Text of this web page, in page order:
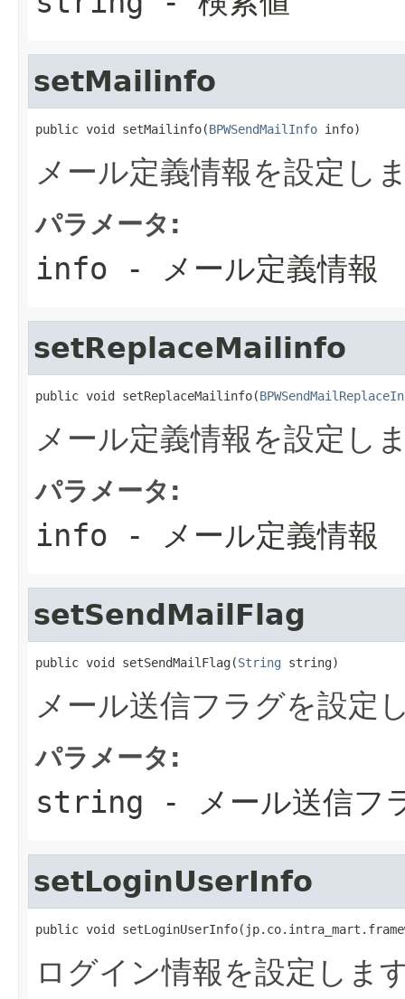
setMailinfo
public void setMailinfo(BPWSendMailInfo info)
メール定義情報を設定し
パラメータ:
info - メール定義情報
setReplaceMailinfo
public void setReplaceMailinfo(
メール定義情報を設定し
パラメータ:
info - メール定義情報
setSendMailFlag
public void setSendMailFlag(String string)
メール送信フラグを設定
パラメータ:
string - メール送信フ
setLoginUserInfo
public void
ログイン情報を設定しま